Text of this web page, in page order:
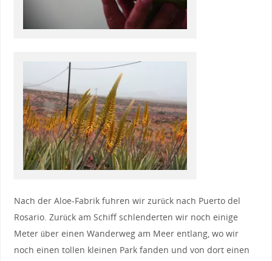
Nach der Aloe-Fabrik fuhren wir zurück nach Puerto del
Rosario. Zurück am Schiff schlenderten wir noch einige
Meter über einen Wanderweg am Meer entlang, wo wir
noch einen tollen kleinen Park fanden und von dort einen